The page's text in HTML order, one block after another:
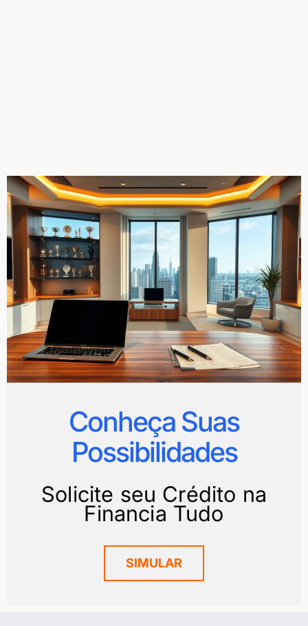
Conheça Suas
Possibilidades
Solicite seu Crédito na
Financia Tudo
SIMULAR